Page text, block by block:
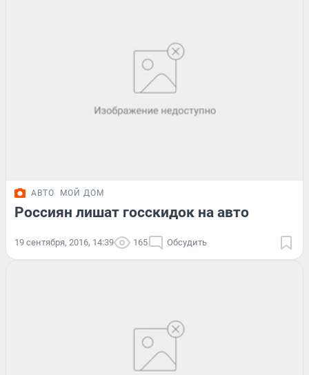
АВТО МОЙ ДОМ
Россиян лишат госскидок на авто
19 сентября, 2016, 14:39 165 Обсудить